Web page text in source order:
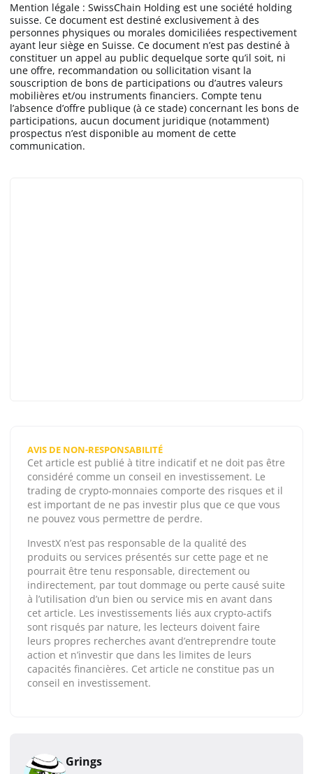
Mention légale : SwissChain Holding est une société holding
suisse. Ce document est destiné exclusivement à des
personnes physiques ou morales domiciliées respectivement
ayant leur siège en Suisse. Ce document n’est pas destiné à
constituer un appel au public dequelque sorte qu’il soit, ni
une offre, recommandation ou sollicitation visant la
souscription de bons de participations ou d’autres valeurs
mobilières et/ou instruments financiers. Compte tenu
l’absence d’offre publique (à ce stade) concernant les bons de
participations, aucun document juridique (notamment)
prospectus n’est disponible au moment de cette
communication.
AVIS DE NON-RESPONSABILITÉ
Cet article est publié à titre indicatif et ne doit pas être
considéré comme un conseil en investissement. Le
trading de crypto-monnaies comporte des risques et il
est important de ne pas investir plus que ce que vous
ne pouvez vous permettre de perdre.
InvestX n’est pas responsable de la qualité des
produits ou services présentés sur cette page et ne
pourrait être tenu responsable, directement ou
indirectement, par tout dommage ou perte causé suite
à l’utilisation d’un bien ou service mis en avant dans
cet article. Les investissements liés aux crypto-actifs
sont risqués par nature, les lecteurs doivent faire
leurs propres recherches avant d’entreprendre toute
action et n’investir que dans les limites de leurs
capacités financières. Cet article ne constitue pas un
conseil en investissement.
Grings